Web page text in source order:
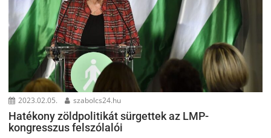
2023.02.05. szabolcs24.hu
Hatékony zöldpolitikát sürgettek az LMP-
kongresszus felszólalói